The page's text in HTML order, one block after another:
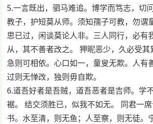
5.一言既出，驷马难追。博学而笃志，切
教子，护短莫从师。须知孺子可教，勿谓
思已过，闲谈莫论人非。三人同行，必有
从，其不善者改之。 狎昵恶少，久必受其
急则可相依。心口如一，童叟无欺。人有
过则无惮改，独则毋自欺。
6.道吾好者是吾贼，道吾恶者是吉师。学
裾。 结交须胜已，似我不如无。 同君一
书。水至清，则无鱼；人至察，则无徒。